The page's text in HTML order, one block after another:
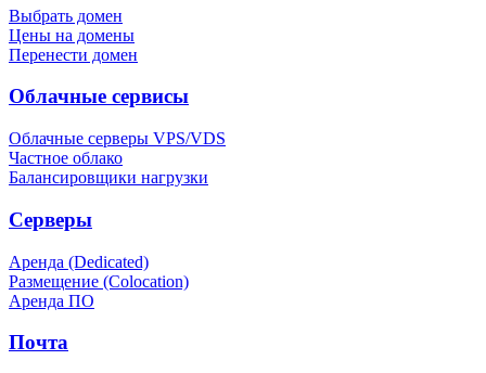
Выбрать домен
Цены на домены
Перенести домен
Облачные сервисы
Облачные серверы VPS/VDS
Частное облако
Балансировщики нагрузки
Серверы
Аренда (Dedicated)
Размещение (Colocation)
Аренда ПО
Почта